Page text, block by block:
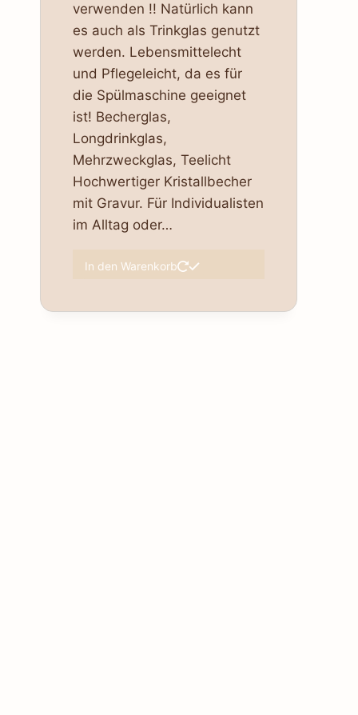
verwenden !! Natürlich kann
es auch als Trinkglas genutzt
werden. Lebensmittelecht
und Pflegeleicht, da es für
die Spülmaschine geeignet
ist! Becherglas,
Longdrinkglas,
Mehrzweckglas, Teelicht
Hochwertiger Kristallbecher
mit Gravur. Für Individualisten
im Alltag oder…
In den Warenkorb